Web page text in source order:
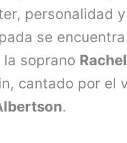
personalidad
se
soprano
cantado por el
.